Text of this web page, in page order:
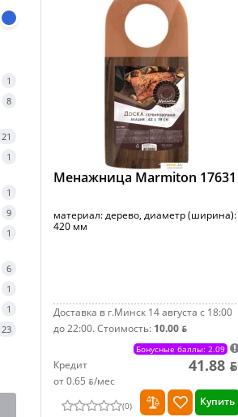
1
8
21
1
1
9
1
6
1
1
23
Менажница Marmiton 17631
материал: дерево, диаметр (ширина):
420 мм
Доставка в г.Минск 14 августа с 18:00
до 22:00.Стоимость: 10.00 ƃ
Бонусные баллы: 2.09
Кредит
от 0.65 ƃ/мec
41.88 ƃ
(0) Купить